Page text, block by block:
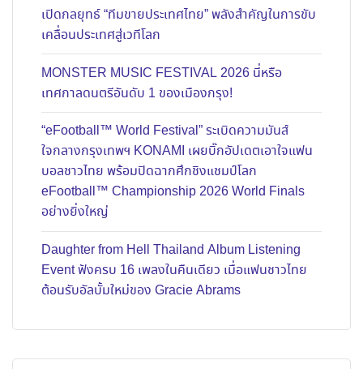
เปิดกลยุทธ์ “ทีมขายประเทศไทย” พลังสำคัญในการขับ
เคลื่อนประเทศสู่เวทีโลก
MONSTER MUSIC FESTIVAL 2026 นี่หรือ
เทศกาลดนตรีอันดับ 1 ของเมืองกรุง!
“eFootball™ World Festival” ระเบิดความมันส์
ใจกลางกรุงเทพฯ KONAMI เผยบิ๊กอัปเดตเอาใจแฟน
บอลชาวไทย พร้อมปิดฉากศึกชิงแชมป์โลก
eFootball™ Championship 2026 World Finals
อย่างยิ่งใหญ่
Daughter from Hell Thailand Album Listening
Event ฟังครบ 16 เพลงในคืนเดียว เมื่อแฟนชาวไทย
ต้อนรับอัลบั้มใหม่ของ Gracie Abrams